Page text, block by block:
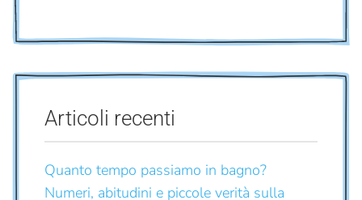
Articoli recenti
Quanto tempo passiamo in bagno?
Numeri, abitudini e piccole verità sulla